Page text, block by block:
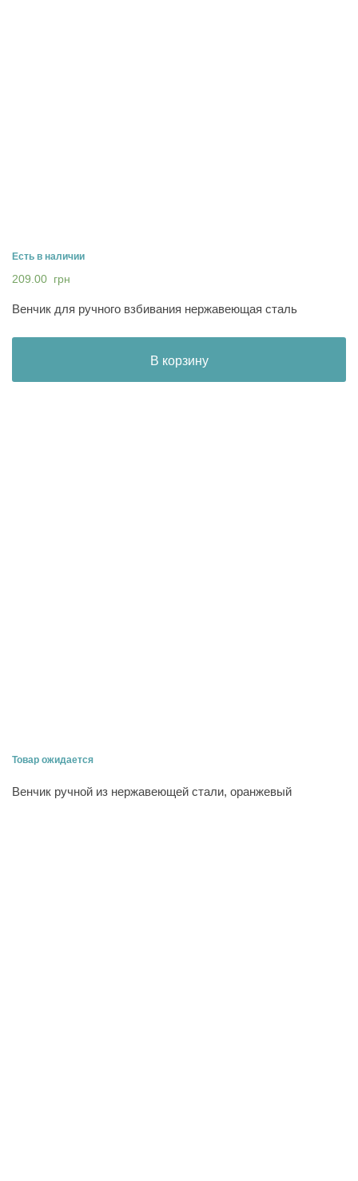
Есть в наличии
209.00 грн
Венчик для ручного взбивания нержавеющая сталь
В корзину
Товар ожидается
Венчик ручной из нержавеющей стали, оранжевый